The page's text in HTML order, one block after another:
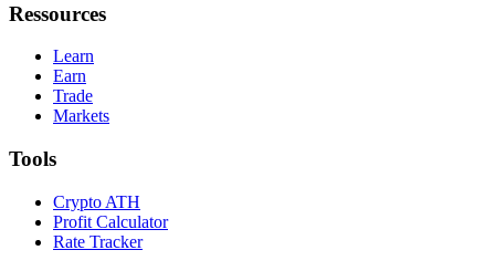
Ressources
Learn
Earn
Trade
Markets
Tools
Crypto ATH
Profit Calculator
Rate Tracker